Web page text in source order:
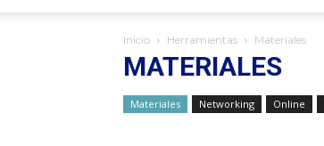
Inicio Herramientas Materiales
MATERIALES
Materiales Networking Online